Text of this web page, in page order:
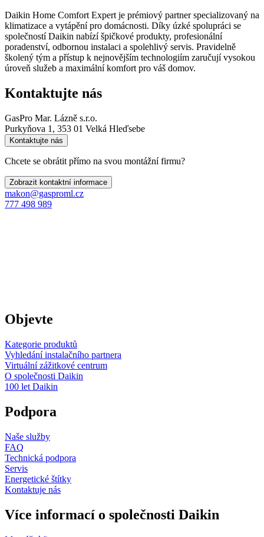
Daikin Home Comfort Expert je prémiový partner specializovaný na
klimatizace a vytápění pro domácnosti. Díky úzké spolupráci se
společností Daikin nabízí špičkové produkty, profesionální
poradenství, odbornou instalaci a spolehlivý servis. Pravidelně
školený tým a přístup k nejnovějším technologiím zaručují vysokou
úroveň služeb a maximální komfort pro váš domov.
Kontaktujte nás
GasPro Mar. Lázně s.r.o.
Purkyňova 1, 353 01 Velká Hleďsebe
Kontaktujte nás
Chcete se obrátit přímo na svou montážní firmu?
Zobrazit kontaktní informace
makon@gasproml.cz
777 498 989
Objevte
Kategorie produktů
Vyhledání instalačního partnera
Virtuální zážitkové centrum
O společnosti Daikin
100 let Daikin
Podpora
Naše služby
FAQ
Technická podpora
Servis
Energetické štítky
Kontaktuje nás
Více informací o společnosti Daikin